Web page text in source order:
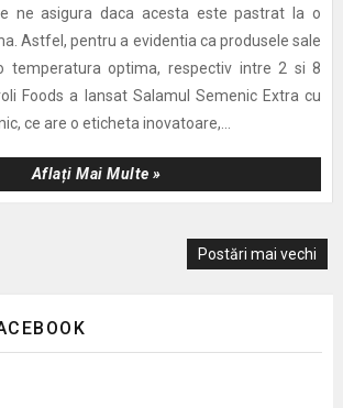
ne asigura daca acesta este pastrat la o
Astfel, pentru a evidentia ca produsele sale
temperatura optima, respectiv intre 2 si 8
Foods a lansat Salamul Semenic Extra cu
ce are o eticheta inovatoare,...
Aflați Mai Multe »
Postări mai vechi